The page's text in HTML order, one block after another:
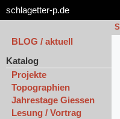
schlagetter-p.de
BLOG / aktuell
Katalog
Projekte
Topographien
Jahrestage Giessen
Lesung / Vortrag